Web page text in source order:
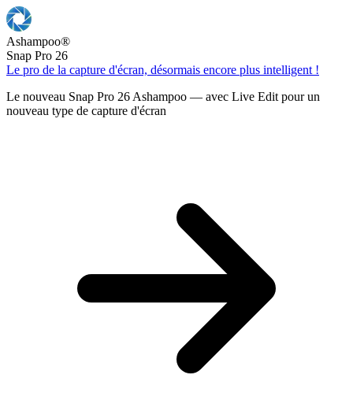
Ashampoo®
Snap Pro 26
Le pro de la capture d'écran, désormais encore plus intelligent !
Le nouveau Snap Pro 26 Ashampoo — avec Live Edit pour un
nouveau type de capture d'écran